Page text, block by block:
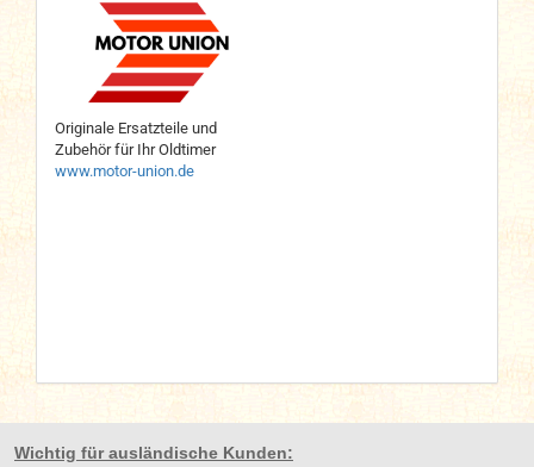
Originale Ersatzteile und
Zubehör für Ihr Oldtimer
www.motor-union.de
Wichtig für ausländische Kunden: